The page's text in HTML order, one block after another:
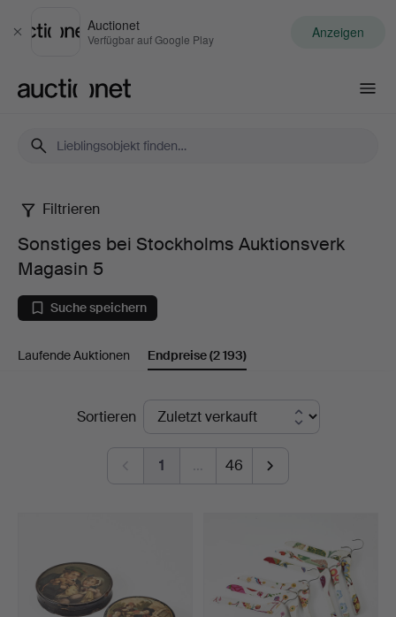
Schließen
Auctionet
Verfügbar auf Google Play Anzeigen
Sonstiges
bei
Stockholms
Auktionsverk
Filtrieren
Sonstiges bei Stockholms Auktionsverk
Magasin 5
Suche speichern
Laufende Auktionen Endpreise(2 193)
EndpreiseSortieren
1 … 46